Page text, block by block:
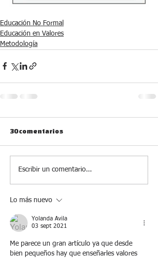
Educación No Formal
Educación en Valores
Metodología
30 comentarios
Escribir un comentario...
Lo más nuevo
Yolanda Avila
03 sept 2021
Me parece un gran artículo ya que desde
bien pequeños hay que enseñarles valores